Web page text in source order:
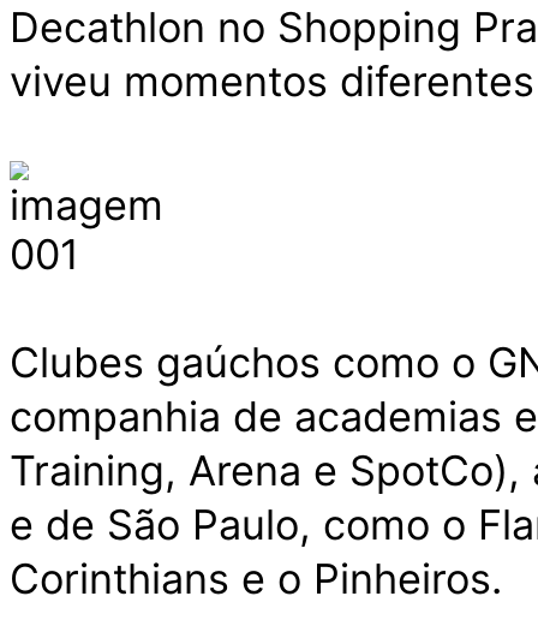
Decathlon no Shopping
viveu momentos
Clubes gaúchos como o
companhia de academias
Training, Arena e
e de São Paulo, como o
Corinthians e o Pinheiros.